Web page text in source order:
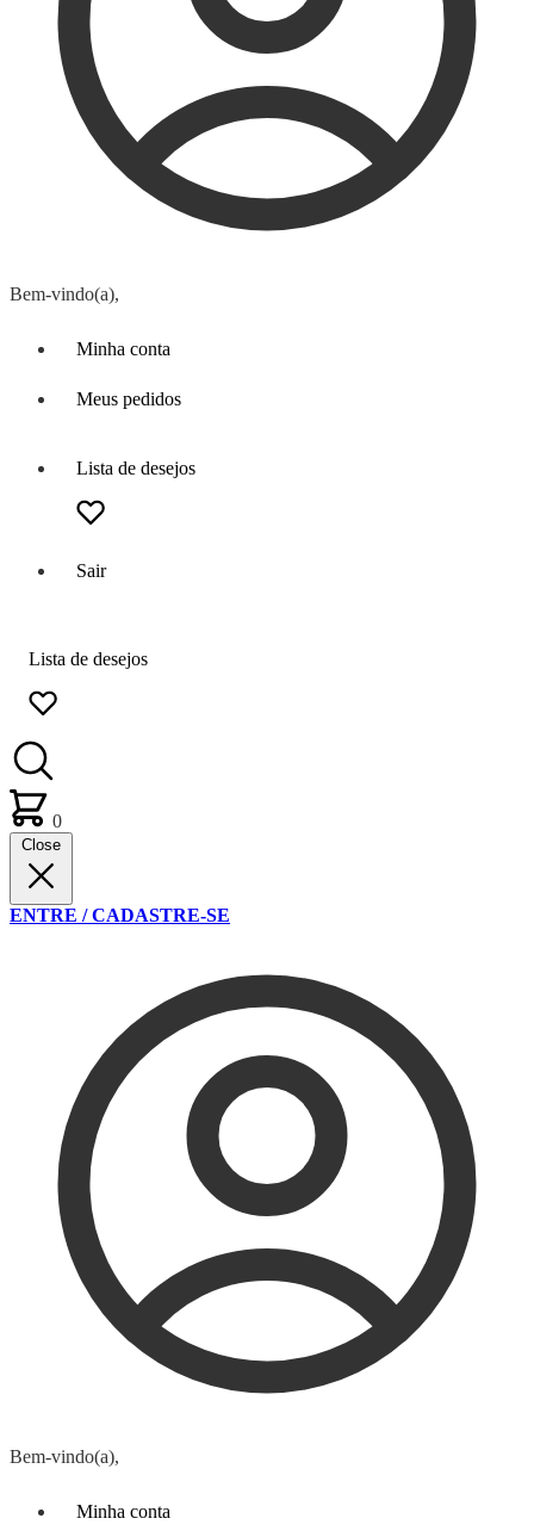
Bem-vindo(a),
Minha conta
Meus pedidos
Lista de desejos
Sair
Lista de desejos
0
Close
ENTRE / CADASTRE-SE
Bem-vindo(a),
Minha conta